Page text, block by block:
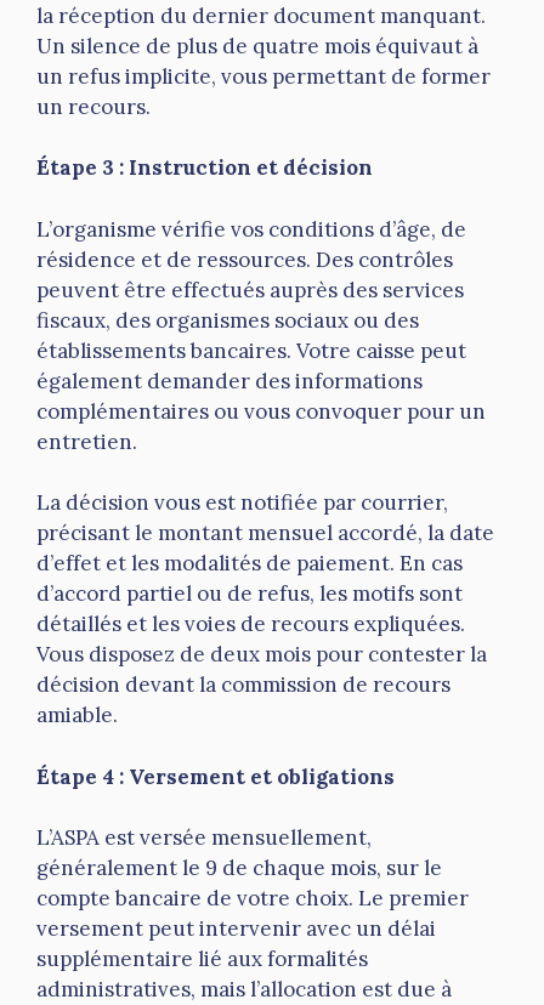
la réception du dernier document manquant.
Un silence de plus de quatre mois équivaut à
un refus implicite, vous permettant de former
un recours.
Étape 3 : Instruction et décision
L’organisme vérifie vos conditions d’âge, de
résidence et de ressources. Des contrôles
peuvent être effectués auprès des services
fiscaux, des organismes sociaux ou des
établissements bancaires. Votre caisse peut
également demander des informations
complémentaires ou vous convoquer pour un
entretien.
La décision vous est notifiée par courrier,
précisant le montant mensuel accordé, la date
d’effet et les modalités de paiement. En cas
d’accord partiel ou de refus, les motifs sont
détaillés et les voies de recours expliquées.
Vous disposez de deux mois pour contester la
décision devant la commission de recours
amiable.
Étape 4 : Versement et obligations
L’ASPA est versée mensuellement,
généralement le 9 de chaque mois, sur le
compte bancaire de votre choix. Le premier
versement peut intervenir avec un délai
supplémentaire lié aux formalités
administratives, mais l’allocation est due à